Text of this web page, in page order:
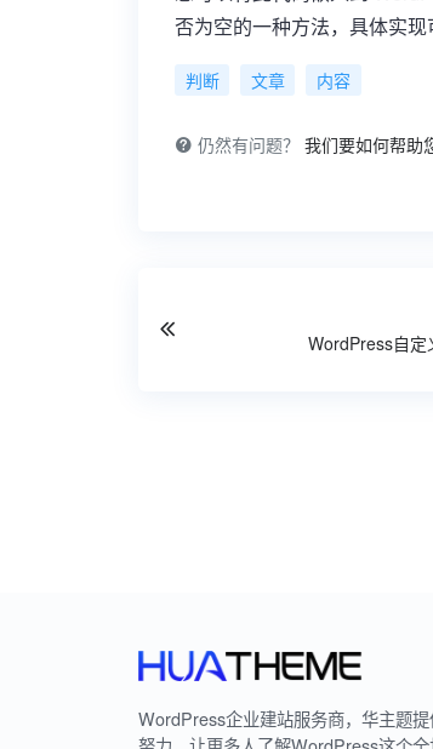
否为空的一种方法，具体实现
判断 文章 内容
仍然有问题？ 我们要如何帮助
WordPress自定
WordPress企业建站服务商，华主题